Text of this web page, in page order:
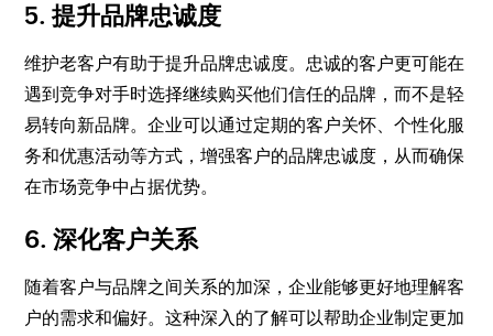
5. 提升品牌忠诚度
维护老客户有助于提升品牌忠诚度。忠诚的客户更可能在
遇到竞争对手时选择继续购买他们信任的品牌，而不是轻
易转向新品牌。企业可以通过定期的客户关怀、个性化服
务和优惠活动等方式，增强客户的品牌忠诚度，从而确保
在市场竞争中占据优势。
6. 深化客户关系
随着客户与品牌之间关系的加深，企业能够更好地理解客
户的需求和偏好。这种深入的了解可以帮助企业制定更加